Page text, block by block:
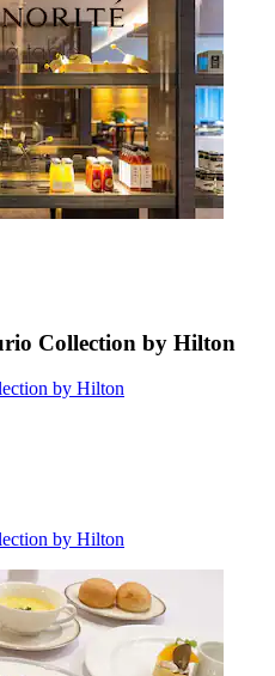
Collection by Hilton
by Hilton
by Hilton